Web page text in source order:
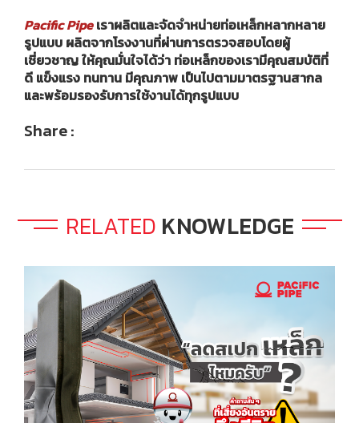
Pacific Pipeเราผลิตและจัดจำหน่ายท่อเหล็กหลากหลาย
รูปแบบ ผลิตจากโรงงานที่ผ่านการตรวจสอบโดยผู้
เชี่ยวชาญ ให้คุณมั่นใจได้ว่า ท่อเหล็กของเรามีคุณสมบัติที่
ดี แข็งแรง ทนทาน มีคุณภาพ เป็นไปตามมาตรฐานสากล
และพร้อมรองรับการใช้งานได้ทุกรูปแบบ
Share :
RELATED KNOWLEDGE